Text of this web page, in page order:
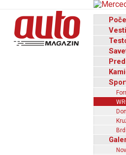
Vesti